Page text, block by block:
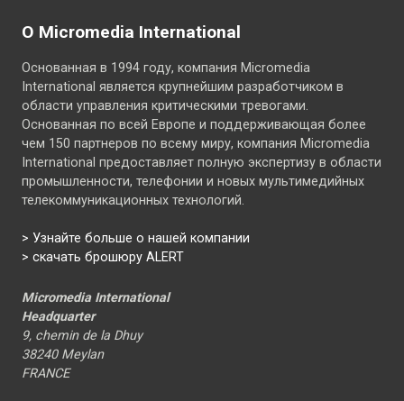
О Micromedia International
Основанная в 1994 году, компания Micromedia
International является крупнейшим разработчиком в
области управления критическими тревогами.
Основанная по всей Европе и поддерживающая более
чем 150 партнеров по всему миру, компания Micromedia
International предоставляет полную экспертизу в области
промышленности, телефонии и новых мультимедийных
телекоммуникационных технологий.
> Узнайте больше о нашей компании
> скачать брошюру ALERT
Micromedia International
Headquarter
9, chemin de la Dhuy
38240 Meylan
FRANCE